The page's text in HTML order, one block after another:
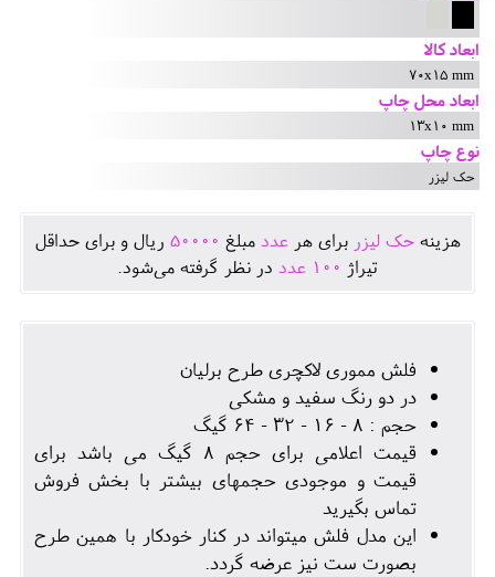
ابعاد کالا
70x15 mm
ابعاد محل چاپ
13x10 mm
نوع چاپ
حک لیزر
هزينهحک لیزر برای هرعدد مبلغ 50000 ريال و برای حداقل
تيراژ 100 عدد در نظر گرفته می‌شود.
فلش مموری لاکچری طرح برلیان
در دو رنگ سفید و مشکی
حجم : 8 - 16 - 32 - 64 گیگ
قیمت اعلامی برای حجم 8 گیگ می باشد برای
قیمت و موجودی حجمهای بیشتر با بخش فروش
تماس بگیرید
این مدل فلش میتواند در کنار خودکار با همین طرح
بصورت ست نیز عرضه گردد.